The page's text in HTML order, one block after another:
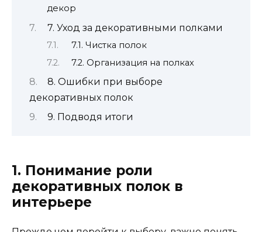
декор
7. Уход за декоративными полками
7.1. Чистка полок
7.2. Организация на полках
8. Ошибки при выборе
декоративных полок
9. Подводя итоги
1. Понимание роли
декоративных полок в
интерьере